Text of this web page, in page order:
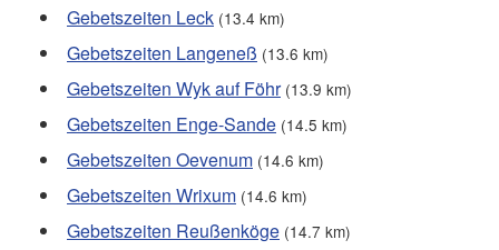
Gebetszeiten Leck (13.4 km)
Gebetszeiten Langeneß (13.6 km)
Gebetszeiten Wyk auf Föhr (13.9 km)
Gebetszeiten Enge-Sande (14.5 km)
Gebetszeiten Oevenum (14.6 km)
Gebetszeiten Wrixum (14.6 km)
Gebetszeiten Reußenköge (14.7 km)